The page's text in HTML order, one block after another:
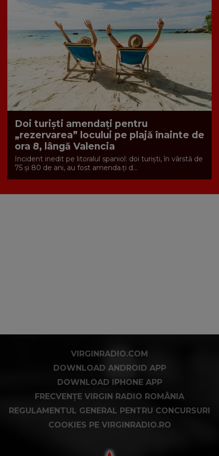
Doi turiști amendați pentru
„rezervarea” locului pe plajă înainte de
ora 8, lângă Valencia
Incident inedit pe litoralul spaniol: doi turiști, în vârstă de
75 și 80 de ani, au fost amenda.ți d...
VIRGINRADIO.COM
DOWNLOAD ANDROID APP
DOWNLOAD IPHONE APP
FRECVENȚE VIRGIN RADIO ROMÂNIA
REGULAMENTUL GENERAL PENTRU CONCURSURI
COOKIES PE VIRGINRADIO.RO